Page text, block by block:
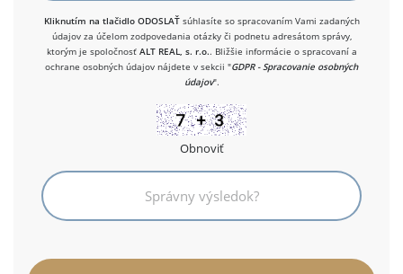
Kliknutím na tlačidlo ODOSLAŤsúhlasíte so spracovaním Vami zadaných
údajov za účelom zodpovedania otázky či podnetu adresátom správy,
ktorým je spoločnosť ALT REAL, s. r.o.. Bližšie informácie o spracovaní a
ochrane osobných údajov nájdete v sekcii "GDPR - Spracovanie osobných
údajov".
Obnoviť